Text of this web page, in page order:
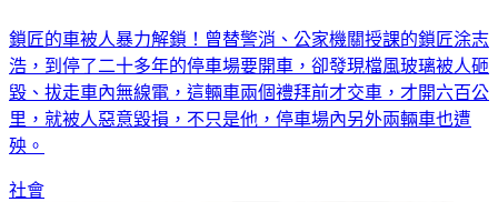
鎖匠的車被人暴力解鎖！曾替警消、公家機關授課的鎖匠涂志
浩，到停了二十多年的停車場要開車，卻發現檔風玻璃被人砸
毀、拔走車內無線電，這輛車兩個禮拜前才交車，才開六百公
里，就被人惡意毀損，不只是他，停車場內另外兩輛車也遭
殃。
社會